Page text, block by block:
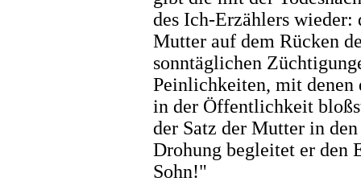
des Ich-Erzählers
Mutter auf dem Rücken
sonntäglichen
Peinlichkeiten, mit denen
in der Öffentlichkeit
der Satz der Mutter in
Drohung begleitet er den
Sohn!"